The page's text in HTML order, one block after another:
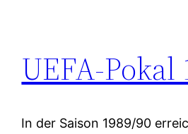
UEFA-Pokal
In der Saison 1989/90